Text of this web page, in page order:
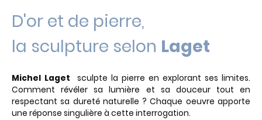
D'or et de pierre,
la sculpture selon Laget
Michel Laget
sculpte la pierre en explorant ses limites.
Comment révéler sa lumière et sa douceur tout en
respectant sa dureté naturelle ? Chaque oeuvre apporte
une réponse singulière à cette interrogation.